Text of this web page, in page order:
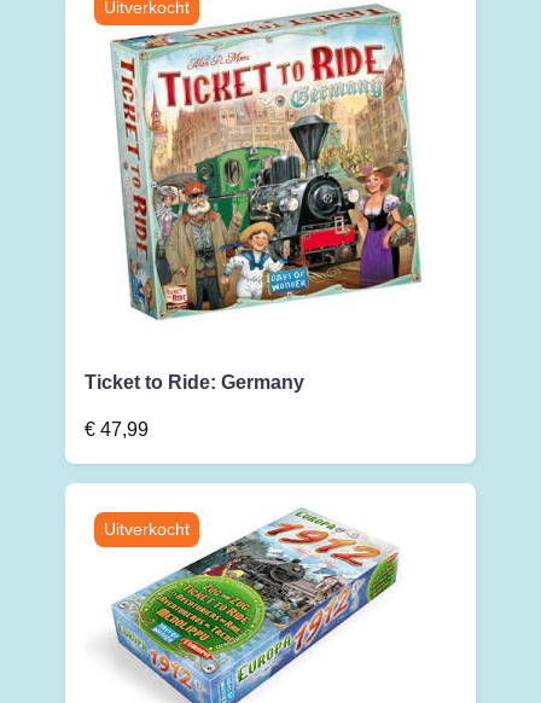
Ticket to Ride: Germany
€ 47,99